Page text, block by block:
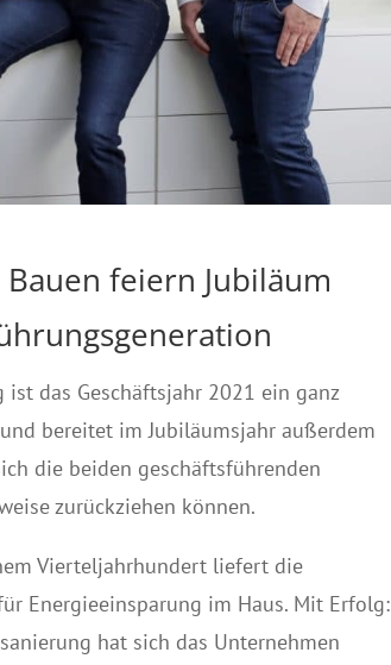
feiern Jubiläum
ist das Geschäftsjahr 2021 ein ganz
bereitet im Jubiläumsjahr außerdem
die beiden geschäftsführenden
zurückziehen können.
Vierteljahrhundert liefert die
Energieeinsparung im Haus. Mit Erfolg:
hat sich das Unternehmen